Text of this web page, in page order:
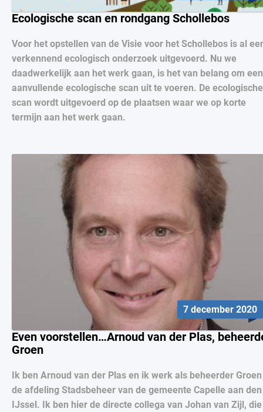
Ecologische scan en rondgang Schollebos
Voor het opstellen van de Visie voor het Schollebos is al
verkennend ecologisch onderzoek uitgevoerd. Nu we
daadwerkelijk aan het werk gaan, is het van belang om een
aanvullende ecologische scan uit te voeren. De ecologische
scan wordt uitgevoerd op de plaatsen waar we op korte
termijn aan het werk gaan.
7 december 2020
Even voorstellen…Arnoud van der Plas,
Groen
Ik ben Arnoud van der Plas en ik werk als beheerder
de afdeling Stadsbeheer van de gemeente Capelle aan den
IJssel. Ik ben hier de directe collega van Johan van Zijl, die